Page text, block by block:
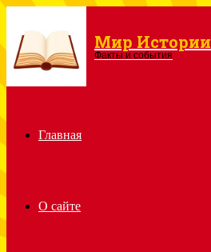
Menu Мир Истории
Факты и события
Главная
О сайте